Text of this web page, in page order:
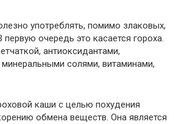
употреблять, помимо злаковых,
очередь это касается гороха.
антиоксидантами,
солями, витаминами,
каши с целью похудения
обмена веществ. Она является